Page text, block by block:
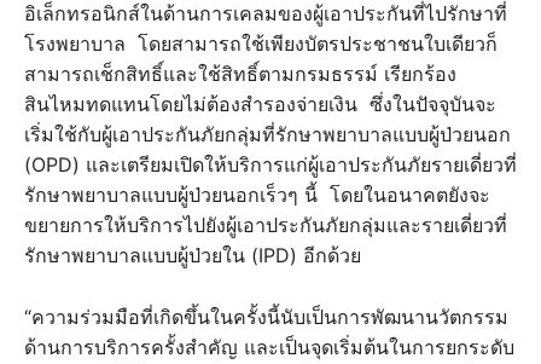
อิเล็กทรอนิกส์ในด้านการเคลมของผู้เอาประกันที่ไปรักษาที่
โรงพยาบาล โดยสามารถใช้เพียงบัตรประชาชนใบเดียวก็
สามารถเช็กสิทธิ์และใช้สิทธิ์ตามกรมธรรม์ เรียกร้อง
สินไหมทดแทนโดยไม่ต้องสำรองจ่ายเงิน ซึ่งในปัจจุบันจะ
เริ่มใช้กับผู้เอาประกันภัยกลุ่มที่รักษาพยาบาลแบบผู้ป่วยนอก
(OPD) และเตรียมเปิดให้บริการแก่ผู้เอาประกันภัยรายเดี่ยวที่
รักษาพยาบาลแบบผู้ป่วยนอกเร็วๆ นี้ โดยในอนาคตยังจะ
ขยายการให้บริการไปยังผู้เอาประกันภัยกลุ่มและรายเดี่ยวที่
รักษาพยาบาลแบบผู้ป่วยใน (IPD) อีกด้วย
“ความร่วมมือที่เกิดขึ้นในครั้งนี้นับเป็นการพัฒนานวัตกรรม
ด้านการบริการครั้งสำคัญ และเป็นจุดเริ่มต้นในการยกระดับ